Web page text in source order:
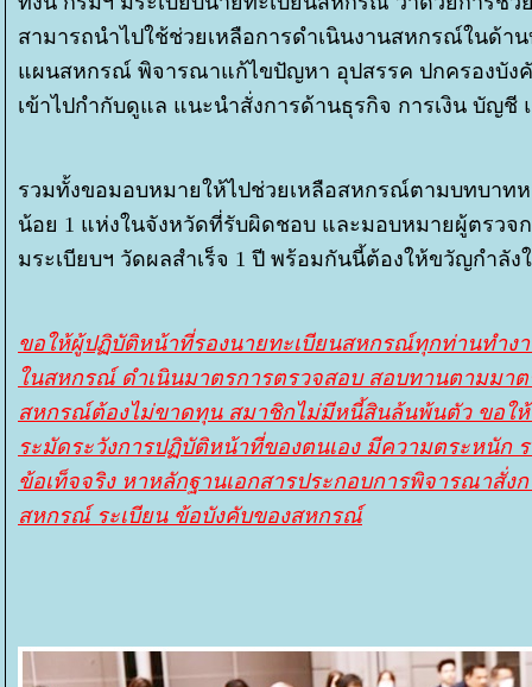
สามารถนำไปใช้ช่วยเหลือการดำเนินงานสหกรณ์ในด้า
ผนสหกรณ์ พิจารณาแก้ไขปัญหา อุปสรรค ปกครองบัง
เข้าไปกำกับดูแล แนะนำสั่งการด้านธุรกิจ การเงิน บัญชี
รวมทั้งขอมอบหมายให้ไปช่วยเหลือสหกรณ์ตามบทบาท
น้อย 1 แห่งในจังหวัดที่รับผิดชอบ และมอบหมายผู้ตรวจ
มระเบียบฯ วัดผลสำเร็จ 1 ปี พร้อมกันนี้ต้องให้ขวัญกำ
ขอให้ผู้ปฏิบัติหน้าที่รองนายทะเบียนสหกรณ์ทุกท่านทำง
นสหกรณ์ ดำเนินมาตรการตรวจสอบ สอบทานตามมา
สหกรณ์ต้องไม่ขาดทุน สมาชิกไม่มีหนี้สินล้นพ้นตัว ขอใ
ระมัดระวังการปฏิบัติหน้าที่ของตนเอง มีความตระหนัก
ข้อเท็จจริง หาหลักฐานเอกสารประกอบการพิจารณา
สหกรณ์ ระเบียน ข้อบังคับของสหกรณ์